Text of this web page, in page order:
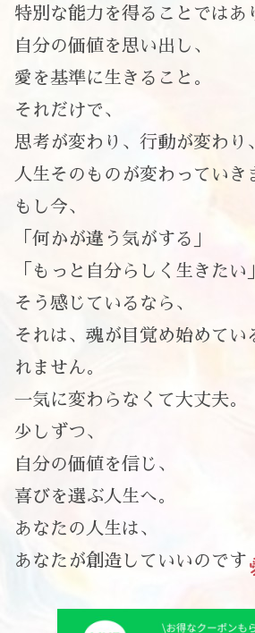
特別な能力を得ることではあ
自分の価値を思い出し、
愛を基準に生きること。
それだけで、
思考が変わり、行動が変わり、
人生そのものが変わっていき
もし今、
「何かが違う気がする」
「もっと自分らしく生きたい」
そう感じているなら、
それは、魂が目覚め始めてい
れません。
一気に変わらなくて大丈夫。
少しずつ、
自分の価値を信じ、
喜びを選ぶ人生へ。
あなたの人生は、
あなたが創造していいのです